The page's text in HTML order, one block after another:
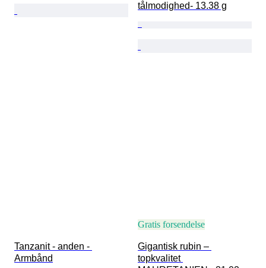
tålmodighed- 13.38 g
Tanzanit - anden -
Armbånd
Gratis forsendelse
Gigantisk rubin –
topkvalitet